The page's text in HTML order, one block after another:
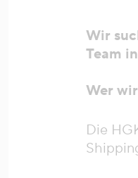
Wir
Team
Wer
Die